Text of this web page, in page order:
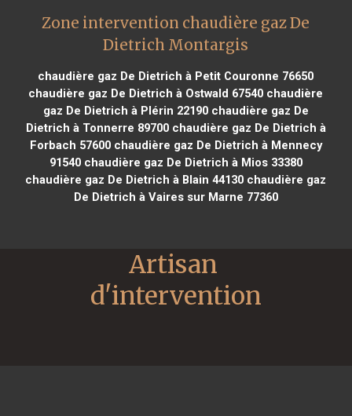
Zone intervention chaudière gaz De
Dietrich Montargis
chaudière gaz De Dietrich à Petit Couronne 76650
chaudière gaz De Dietrich à Ostwald 67540 chaudière
gaz De Dietrich à Plérin 22190chaudière gaz De
Dietrich à Tonnerre 89700chaudière gaz De Dietrich à
Forbach 57600chaudière gaz De Dietrich à Mennecy
91540chaudière gaz De Dietrich à Mios 33380
chaudière gaz De Dietrich à Blain 44130 chaudière gaz
De Dietrich à Vaires sur Marne 77360
Artisan
d'intervention